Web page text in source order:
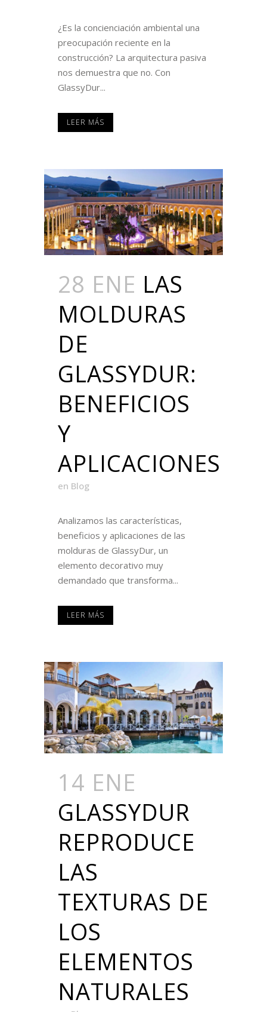
¿Es la concienciación ambiental una
preocupación reciente en la
construcción? La arquitectura pasiva
nos demuestra que no. Con
GlassyDur...
LEER MÁS
28 ENE LAS
MOLDURAS
DE
GLASSYDUR:
BENEFICIOS
Y
APLICACIONES
en Blog
Analizamos las características,
beneficios y aplicaciones de las
molduras de GlassyDur, un
elemento decorativo muy
demandado que transforma...
LEER MÁS
14 ENE
GLASSYDUR
REPRODUCE
LAS
TEXTURAS DE
LOS
ELEMENTOS
NATURALES